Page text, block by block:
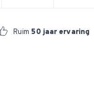
Ruim50 jaar ervaring